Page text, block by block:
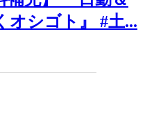
オシゴト』 #土...